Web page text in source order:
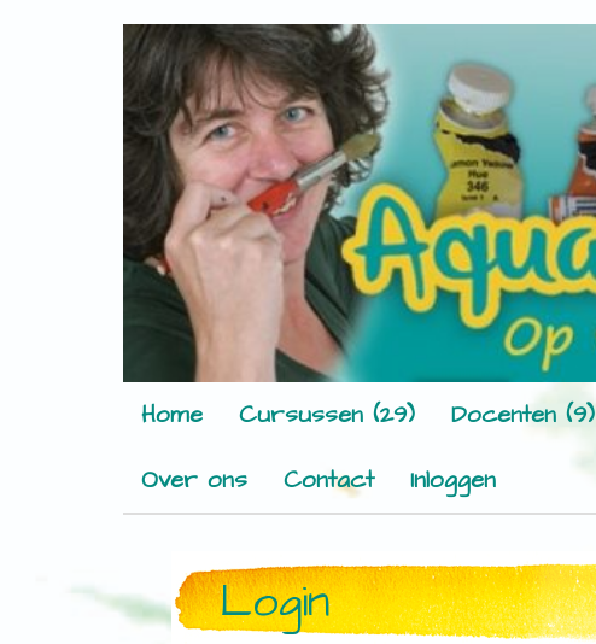
Home Cursussen (29) Docenten (9)
Over ons
Contact Inloggen
Login